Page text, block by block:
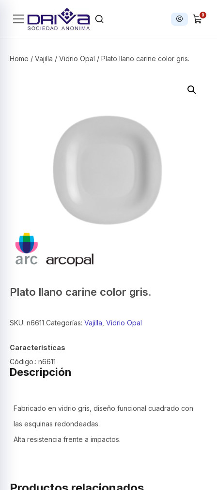
Iniciar
0
Home / Vajilla / Vidrio Opal / Plato llano carine color gris.
Plato llano carine color gris.
SKU: n6611 Categorías: Vajilla Vidrio Opal
Características
Código.: n6611
Descripción
Fabricado en vidrio gris, diseño funcional cuadrado con
las esquinas redondeadas.
Alta resistencia frente a impactos.